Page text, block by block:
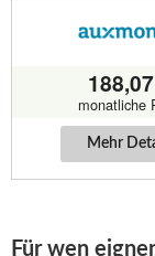
monatliche
Mehr
Für wen